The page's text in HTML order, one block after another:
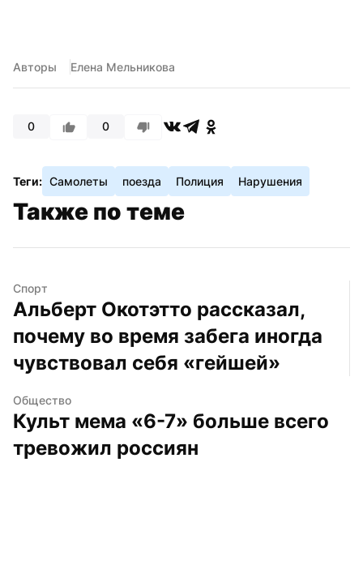
Авторы Елена Мельникова
0 0
Теги: Самолеты поезда Полиция Нарушения
Также по теме
Спорт
Альберт Окотэтто рассказал,
почему во время забега иногда
чувствовал себя «гейшей»
Общество
Культ мема «6-7» больше всего
тревожил россиян